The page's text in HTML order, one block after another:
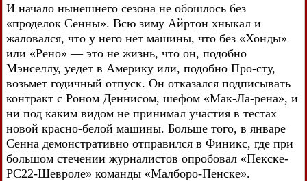
И начало нынешнего сезона не обошлось без
«проделок Сенны». Всю зиму Айртон хныкал и
жаловался, что у него нет машины, что без «Хонды»
или «Рено» — это не жизнь, что он, подобно
Мэнселлу, уедет в Америку или, подобно Про-сту,
возьмет годичный отпуск. Он отказался подписывать
контракт с Роном Деннисом, шефом «Мак-Ла-рена», и
ни под каким видом не принимал участия в тестах
новой красно-белой машины. Больше того, в январе
Сенна демонстративно отправился в Финикс, где при
большом стечении журналистов опробовал «Пекске-
РС22-Шевроле» команды «Малборо-Пенске».